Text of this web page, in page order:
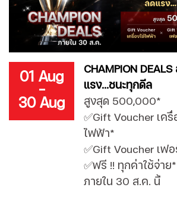
01 Aug
-
30 Aug
CHAMPION DEALS
แรง...ชนะทุกดีล
สูงสุด 500,000*
✅Gift Voucher เครื่
ไฟฟ้า*
✅Gift Voucher เฟอ
✅ฟรี !! ทุกค่าใช้จ่าย*
ภายใน 30 ส.ค. นี้